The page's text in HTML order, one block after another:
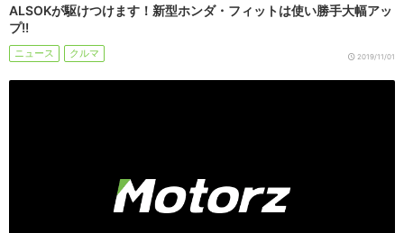
ALSOKが駆けつけます！新型ホンダ・フィットは使い勝手大幅アッ
プ!!
ニュース クルマ 2019/11/01